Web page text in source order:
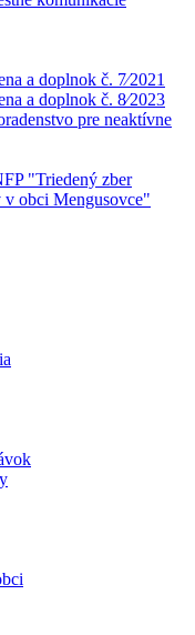
a doplnok č. 7⁄2021
a doplnok č. 8⁄2023
pre neaktívne
"Triedený zber
obci Mengusovce"